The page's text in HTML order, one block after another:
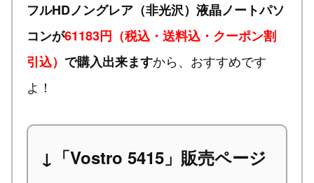
フルHDノングレア（非光沢）液晶ノートパソ
コンが61183円（税込・送料込・クーポン割
引込） で購入出来ますから、おすすめです
よ！
↓「Vostro 5415」販売ページ